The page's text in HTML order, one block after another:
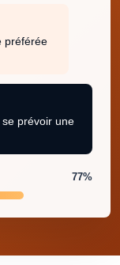
préférée
prévoir une
77%